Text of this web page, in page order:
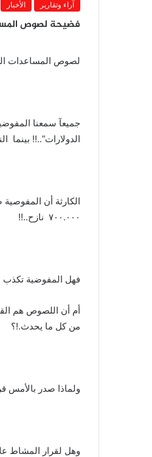
آراء وتقارير الأخبار
فضيحة لصوص
لصوص المساعدات
جميعآ سمعنا
الدولارات”..!!
٧٠٠.٠٠٠ نازح..!!
فهل المفوضية تكذب
أم أن اللصوص هم
من كل ما يحدث.!؟
ولماذا صدر بالأمس
وهل لقرار المشاط